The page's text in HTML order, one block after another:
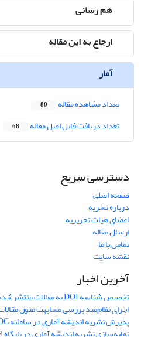
هم رسانی
ارجاع به این مقاله
آمار
تعداد مشاهده مقاله 80
تعداد دریافت فایل اصل مقاله 68
دسترسی سریع
صفحه اصلی
درباره نشریه
اعضای هیات تحریریه
ارسال مقاله
تماس با ما
نقشه سایت
آخرین اخبار
تخصیص شناسه DOI به مقالات منتشرشده در سال ۱۴۰۳
اجرای نظام‌مند بررسی مشابهت متون
پذیرش نشریه اندیشه آماری در سامانه SUDOC فرانسه